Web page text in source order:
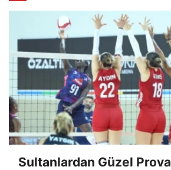
Sultanlardan Güzel Prova